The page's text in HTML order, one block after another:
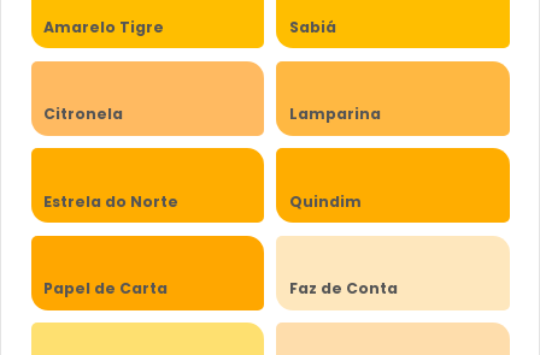
Amarelo Tigre Sabiá
Citronela Lamparina
Estrela do Norte Quindim
Papel de Carta Faz de Conta